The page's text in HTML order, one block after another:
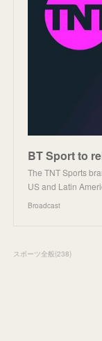
The TNT Sports
US and Latin
Broadcast
スポーツ全般(238)